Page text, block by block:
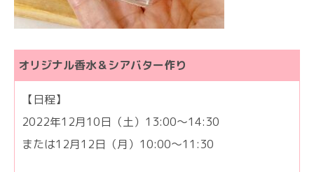
オリジナル香水＆シアバター作り
【日程】
2022年12月10日（土）13:00〜14:30
または12月12日（月）10:00〜11:30